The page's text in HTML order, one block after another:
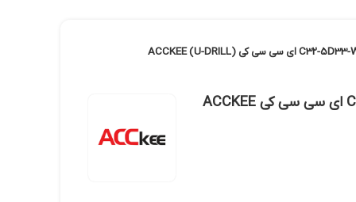
یودریل قطر 33 (5D) تیپ W مدل C32-5D33-WC06 ای سی سی کی ACCKEE